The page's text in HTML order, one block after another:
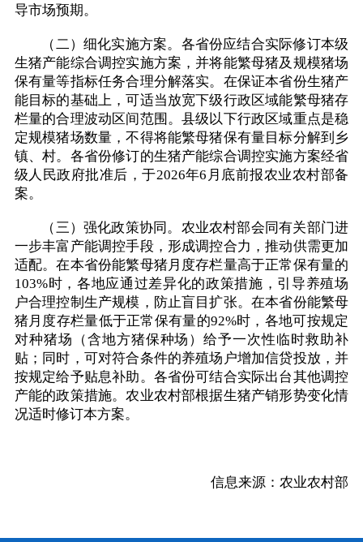
导市场预期。
（二）细化实施方案。各省份应结合实际修订本级
生猪产能综合调控实施方案，并将能繁母猪及规模猪场
保有量等指标任务合理分解落实。在保证本省份生猪产
能目标的基础上，可适当放宽下级行政区域能繁母猪存
栏量的合理波动区间范围。县级以下行政区域重点是稳
定规模猪场数量，不得将能繁母猪保有量目标分解到乡
镇、村。各省份修订的生猪产能综合调控实施方案经省
级人民政府批准后，于2026年6月底前报农业农村部备
案。
（三）强化政策协同。农业农村部会同有关部门进
一步丰富产能调控手段，形成调控合力，推动供需更加
适配。在本省份能繁母猪月度存栏量高于正常保有量的
103%时，各地应通过差异化的政策措施，引导养殖场
户合理控制生产规模，防止盲目扩张。在本省份能繁母
猪月度存栏量低于正常保有量的92%时，各地可按规定
对种猪场（含地方猪保种场）给予一次性临时救助补
贴；同时，可对符合条件的养殖场户增加信贷投放，并
按规定给予贴息补助。各省份可结合实际出台其他调控
产能的政策措施。农业农村部根据生猪产销形势变化情
况适时修订本方案。
信息来源：农业农村部